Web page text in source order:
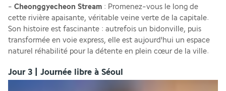
- Cheonggyecheon Stream : Promenez-vous le long de
cette rivière apaisante, véritable veine verte de la capitale.
Son histoire est fascinante : autrefois un bidonville, puis
transformée en voie express, elle est aujourd'hui un espace
naturel réhabilité pour la détente en plein cœur de la ville.
Jour 3 | Journée libre à Séoul